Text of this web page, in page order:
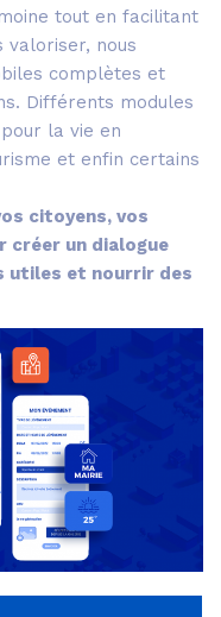
tout en facilitant
valoriser, nous
complètes et
Différents modules
la vie en
et enfin certains
citoyens, vos
créer un dialogue
utiles et nourrir des